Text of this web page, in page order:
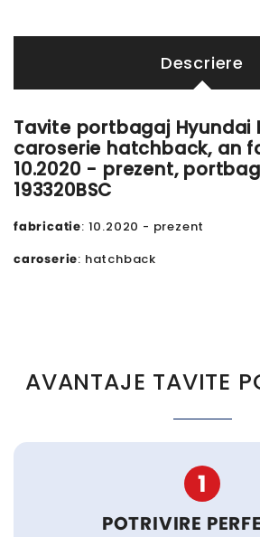
Descriere
Tavite portbagaj Hyundai
caroserie hatchback, an
10.2020 - prezent,
193320BSC
fabricatie: 10.2020 - prezent
caroserie: hatchback
AVANTAJE TAVITE
1
POTRIVIRE